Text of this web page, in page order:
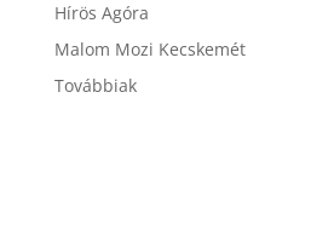
Hírös Agóra
Malom Mozi Kecskemét
Továbbiak